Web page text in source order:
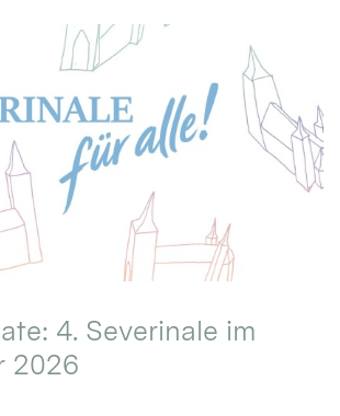
4. Severinale im
2026